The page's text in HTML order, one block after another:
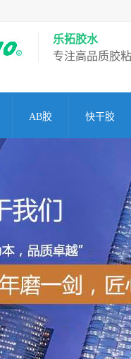
乐拓胶水
专注高品质胶
AB胶 快干胶